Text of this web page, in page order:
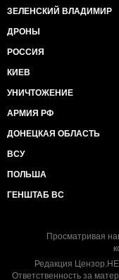
ЗЕЛЕНСКИЙ ВЛАДИМИР
ДРОНЫ
РОССИЯ
КИЕВ
УНИЧТОЖЕНИЕ
АРМИЯ РФ
ДОНЕЦКАЯ ОБЛАСТЬ
ВСУ
ПОЛЬША
ГЕНШТАБ ВС
Просматривая
Редакция
Ответственность за